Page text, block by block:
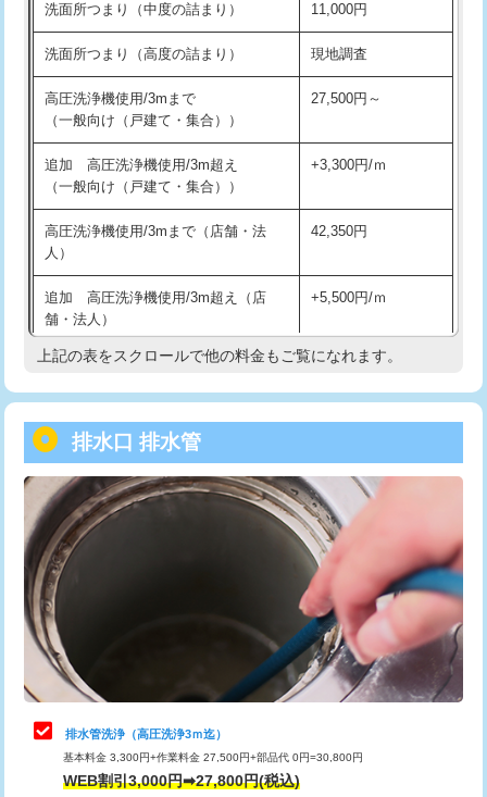
洗面台設置 38,500円
バスタブ設置 現場見積
追加人工 16,500円
廃棄・処分
※給水管工事は20mmまでの価格です。
持込商品取付（浄水器・分岐水栓） 16,500円
給水管工事※（ホール加工) 16,500円
給水管工事※（バンド止め)
給水管工事※（支持金具設置) 5,500円
給水管工事※（保温材使用（バンド止
め込み）)
5,500円
給水管工事※（土の掘削・埋め戻し作
業)
11,000円
給水管工事※（塩ビ管（VP・HI）使
用/3ｍまで)
用（追加）/3ｍ超え)
給水管工事※（ライニング鋼管・銅
管・ポリ管・HT管使用/3ｍまで)
44,000円
給水管工事※（ライニング鋼管・銅
管・ポリ管・HT管使用/3ｍ超え)
+8,800円
排水管工事（土の掘削・埋め戻し作
業）
11,000円~
排水管工事（排水管工事/3ｍまで） 55,000円
排水管工事（追加 排水管工事/3ｍ超
え）
マス交換（土の掘削・埋め戻し作業）
洗面所つまり（中度の詰まり） 11,000円
洗面所つまり（高度の詰まり） 現地調査
高圧洗浄機使用/3mまで
（一般向け（戸建て・集合））
27,500円～
追加 高圧洗浄機使用/3m超え
（一般向け（戸建て・集合））
+3,300円/ｍ
高圧洗浄機使用/3mまで（店舗・法
人）
42,350円
追加 高圧洗浄機使用/3m超え（店
舗・法人）
+5,500円/ｍ
高度高圧洗浄換 現地調査
トーラー機使用/3mまで
追加トーラー機使用/3m超え +3,300円
カメラ調査 33,000円
桝清掃 8,800円
止水・漏水調査・防水処理・清掃・修
理・調整・分解・加工など（軽作業）
11,000円
止水・漏水調査・防水処理・清掃・修
理・調整・分解・加工など（中作業）
22,000円
止水・漏水調査・防水処理・清掃・修
理・調整・分解・加工など（重作業）
33,000円
上記の表をスクロールで他の料金もご覧になれます。
排水口 排水管
排水管洗浄（高圧洗浄3ｍ迄）
基本料金 3,300円+作業料金 27,500円+部品代 0円=30,800円
WEB割引3,000円➡27,800円(税込)